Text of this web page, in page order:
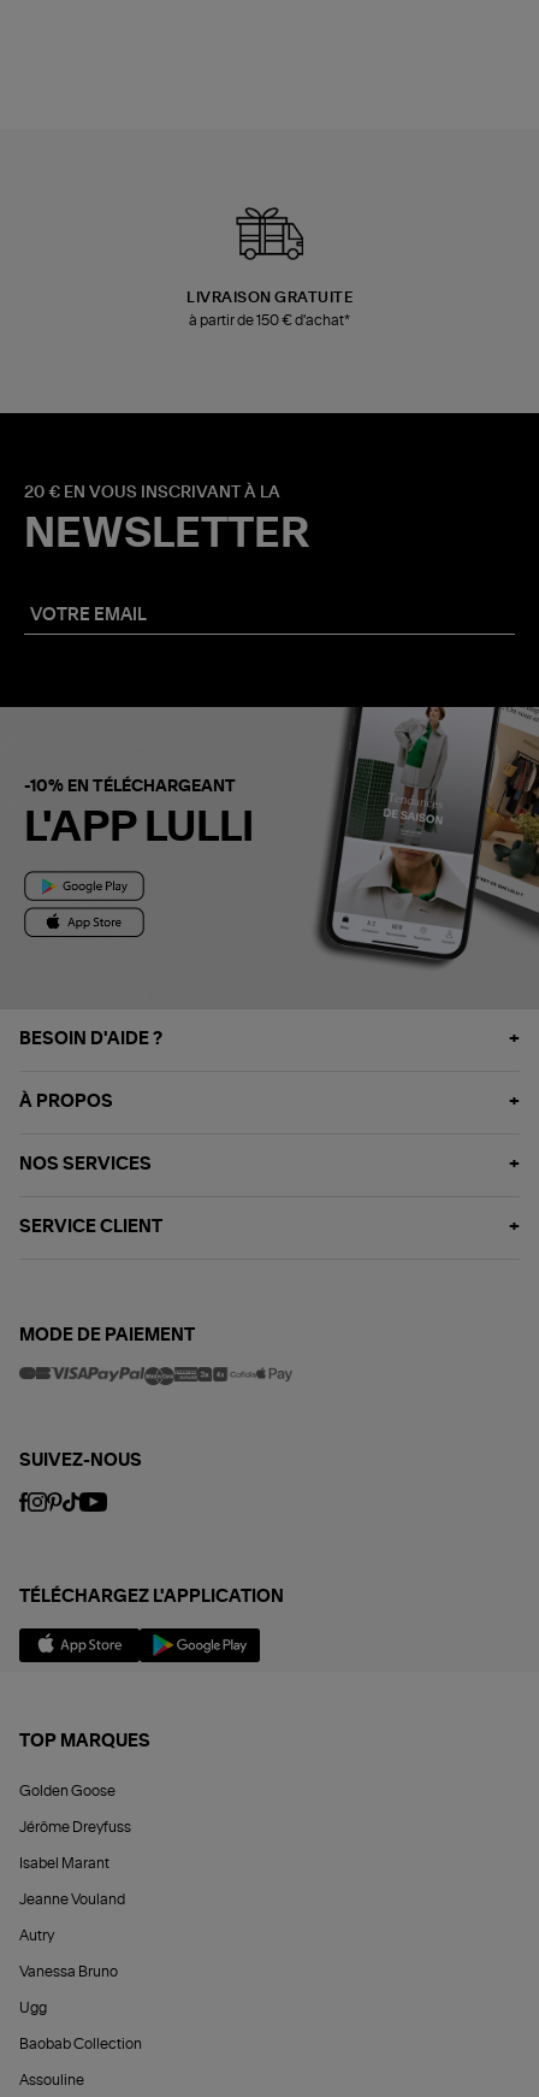
LIVRAISON GRATUITE
à partir de 150 € d'achat*
20 € EN VOUS INSCRIVANT À LA
NEWSLETTER
-10% EN TÉLÉCHARGEANT
L'APP LULLI
BESOIN D'AIDE ?
À PROPOS
NOS SERVICES
SERVICE CLIENT
MODE DE PAIEMENT
SUIVEZ-NOUS
TÉLÉCHARGEZ L'APPLICATION
TOP MARQUES
Golden Goose
Jérôme Dreyfuss
Isabel Marant
Jeanne Vouland
Autry
Vanessa Bruno
Ugg
Baobab Collection
Assouline